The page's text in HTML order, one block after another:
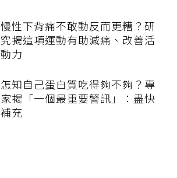
慢性下背痛不敢動反而更糟？研
究揭這項運動有助減痛、改善活
動力
怎知自己蛋白質吃得夠不夠？專
家揭「一個最重要警訊」：盡快
補充